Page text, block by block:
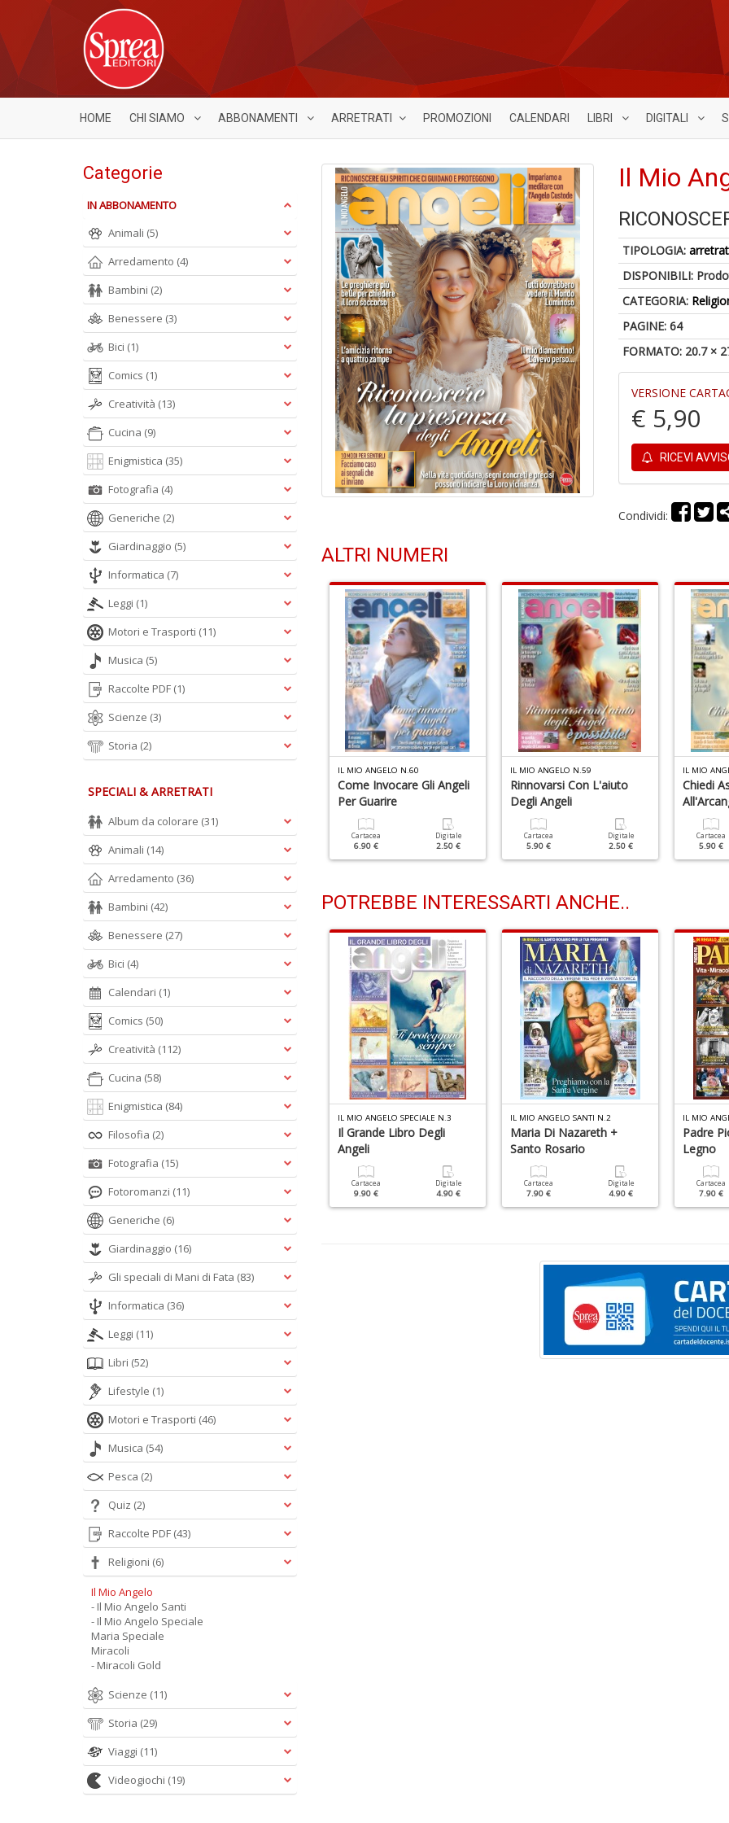
HOME CHI SIAMO ABBONAMENTI ARRETRATI PROMOZIONI CALENDARI LIBRI DIGITALI
Il Mio
TIPOLOGIA:
DISPONIBILI:
CATEGORIA:
PAGINE: 64
FORMATO: 20.7 ×
VERSIONE
€ 5,90
RICEVI
Condividi:
ALTRI NUMERI
La Vita Che
Digitale
2.50 €
Pensa Positivo
Cartacea
5.90 €
Digitale
IL MIO ANGELO N.60
Come Invocare Gli Angeli
Per Guarire
Cartacea
6.90 €
Digitale
2.50 €
IL MIO ANGELO N.59
Rinnovarsi Con L'aiuto
Degli Angeli
Cartacea
5.90 €
Digitale
2.50 €
IL MIO
Chiedi
Cartacea
5.90 €
POTREBBE INTERESSARTI ANCHE..
Giorni Con Il Papa
Digitale
4.90 €
IL MIO ANGELO SANTI N.5
6.90 €
IL MIO ANGELO SPECIALE N.3
Il Grande Libro Degli
Angeli
Cartacea
9.90 €
Digitale
4.90 €
IL MIO ANGELO SANTI N.2
Maria Di Nazareth +
Santo Rosario
Cartacea
7.90 €
Digitale
4.90 €
IL MIO
Padre
Legno
Cartacea
7.90 €
Categorie
IN ABBONAMENTO
Animali (5)
Arredamento (4)
Bambini (2)
Benessere (3)
Bici (1)
Comics (1)
Creatività (13)
Cucina (9)
Enigmistica (35)
Fotografia (4)
Generiche (2)
Giardinaggio (5)
Informatica (7)
Leggi (1)
Motori e Trasporti (11)
Musica (5)
Raccolte PDF (1)
Scienze (3)
Storia (2)
SPECIALI & ARRETRATI
Album da colorare (31)
Animali (14)
Arredamento (36)
Bambini (42)
Benessere (27)
Bici (4)
Calendari (1)
Comics (50)
Creatività (112)
Cucina (58)
Enigmistica (84)
Filosofia (2)
Fotografia (15)
Fotoromanzi (11)
Generiche (6)
Giardinaggio (16)
Gli speciali di Mani di Fata (83)
Informatica (36)
Leggi (11)
Libri (52)
Lifestyle (1)
Motori e Trasporti (46)
Musica (54)
Pesca (2)
Quiz (2)
Raccolte PDF (43)
Religioni (6)
Il Mio Angelo
- Il Mio Angelo Santi
- Il Mio Angelo Speciale
Maria Speciale
Miracoli
- Miracoli Gold
Scienze (11)
Storia (29)
Viaggi (11)
Videogiochi (19)